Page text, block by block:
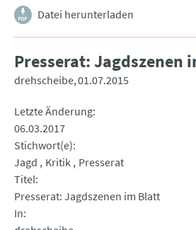
Datei herunterladen
Presserat: Jagdszenen
drehscheibe 01.07.2015
Letzte Änderung
06.03.2017
Stichwort(e)
Jagd
Kritik Presserat
Titel
Presserat: Jagdszenen im Blatt
In